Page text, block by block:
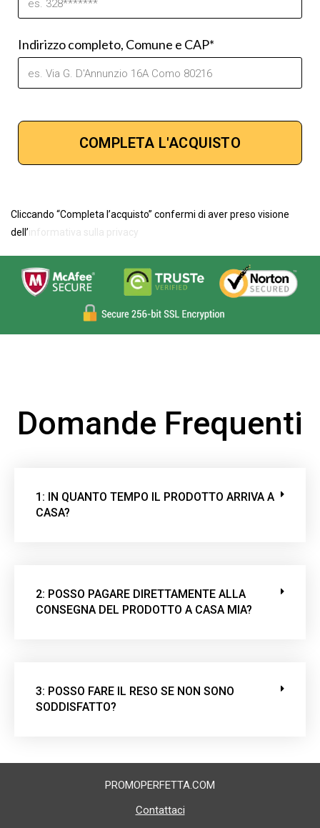
Indirizzo completo, Comune e CAP*
Cliccando “Completa l’acquisto” confermi di aver preso visione
dell’informativa sulla privacy
Domande Frequenti
1: IN QUANTO TEMPO IL PRODOTTO ARRIVA A
CASA?
2: POSSO PAGARE DIRETTAMENTE ALLA
CONSEGNA DEL PRODOTTO A CASA MIA?
3: POSSO FARE IL RESO SE NON SONO
SODDISFATTO?
PROMOPERFETTA.COM
Contattaci